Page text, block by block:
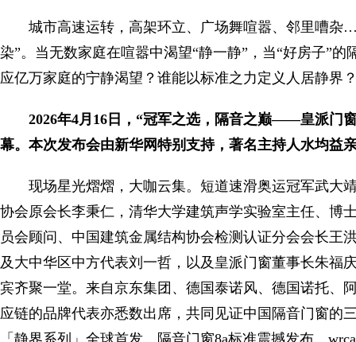
城市高速运转，高架环立、广场舞喧嚣、邻里嘈
染”。当无数家庭在喧嚣中渴望“静一静”，当“好房子”
应亿万家庭的宁静渴望？谁能以标准之力定义人居静界
2026年4月16日，“冠军之选，隔音之巅——皇派门
幕。本次发布会由新华网特别支持，著名主持人水均益
现场星光熠熠，大咖云集。短道速滑奥运冠军武大
协会原会长李秉仁，清华大学建筑声学实验室主任、博
员会顾问、中国建筑金属结构协会检测认证分会会长王
及大中华区中方代表刘一哲，以及皇派门窗董事长朱福
宾齐聚一堂。来自京东集团、德国泰诺风、德国诺托、
应链的品牌代表亦悉数出席，共同见证中国隔音门窗的
「静界系列」全球首发、隔音门窗8a标准震撼发布、